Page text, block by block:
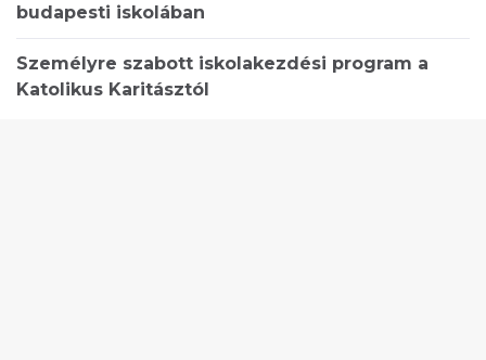
budapesti iskolában
Személyre szabott iskolakezdési program a
Katolikus Karitásztól